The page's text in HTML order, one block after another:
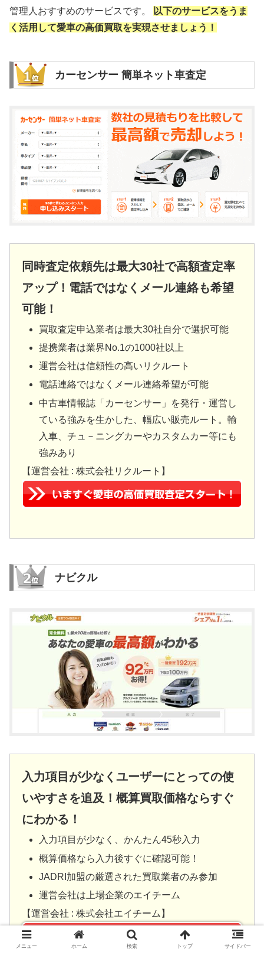
管理人おすすめのサービスです。
以下のサービスをうま
く活用して愛車の高価買取を実現させましょう！
カーセンサー 簡単ネット車査定
同時査定依頼先は最大30社で高額査定率
アップ！電話ではなくメール連絡も希望
可能！
買取査定申込業者は最大30社自分で選択可能
提携業者は業界No.1の1000社以上
運営会社は信頼性の高いリクルート
電話連絡ではなくメール連絡希望が可能
中古車情報誌「カーセンサー」を発行・運営し
ている強みを生かした、幅広い販売ルート。輸
入車、チュ－ニングカーやカスタムカー等にも
強みあり
【運営会社 : 株式会社リクルート】
ナビクル
入力項目が少なくユーザーにとっての使
いやすさを追及！概算買取価格ならすぐ
にわかる！
入力項目が少なく、かんたん45秒入力
概算価格なら入力後すぐに確認可能！
JADRI加盟の厳選された買取業者のみ参加
運営会社は上場企業のエイチーム
【運営会社 : 株式会社エイチーム】
メニュー ホーム 検索 トップ サイドバー